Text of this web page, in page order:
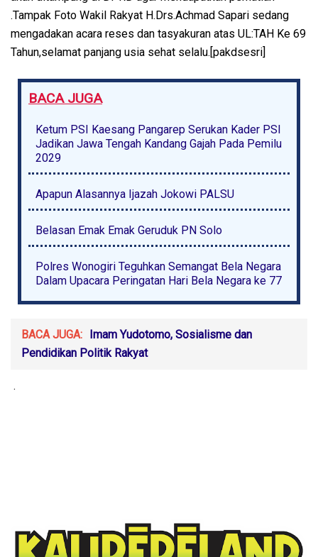
.Tampak Foto Wakil Rakyat H.Drs.Achmad Sapari sedang
mengadakan acara reses dan tasyakuran atas UL:TAH Ke 69
Tahun,selamat panjang usia sehat selalu.[pakdsesri]
BACA JUGA
Ketum PSI Kaesang Pangarep Serukan Kader PSI
Jadikan Jawa Tengah Kandang Gajah Pada Pemilu
2029
Apapun Alasannya Ijazah Jokowi PALSU
Belasan Emak Emak Geruduk PN Solo
Polres Wonogiri Teguhkan Semangat Bela Negara
Dalam Upacara Peringatan Hari Bela Negara ke 77
BACA JUGA: Imam Yudotomo, Sosialisme dan
Pendidikan Politik Rakyat
.